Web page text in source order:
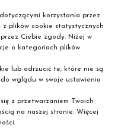
korzystania przez
z plików cookie statystycznych
Ciebie zgody. Niżej w
o kategoriach plików
lub odrzucić te, które nie są
wglądu w swoje ustawienia
z przetwarzaniem Twoich
na naszej stronie. Więcej
na jednym z
i już teraz zarezerwuj
dokonując zapisu
dlatego im
większa szansa, że już
jednej z naszych szkół